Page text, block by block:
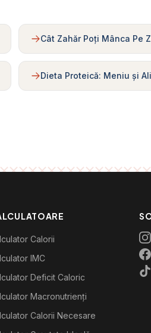
Cât Zahăr Poți Mânca Pe
Dieta Proteică: Meniu și
Calorii
IMC
Deficit Caloric
Macronutrienți
Calorii Necesare